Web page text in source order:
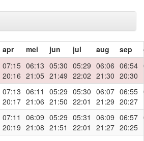
apr mei jun jul aug sep
07:15
20:16
06:13
21:05
05:30
21:49
05:29
22:02
06:06
21:30
06:54
20:30
07:13
20:17
06:11
21:06
05:29
21:50
05:30
22:01
06:07
21:29
06:55
20:27
07:11
20:19
06:09
21:08
05:29
21:51
05:31
22:01
06:09
21:27
06:57
20:25